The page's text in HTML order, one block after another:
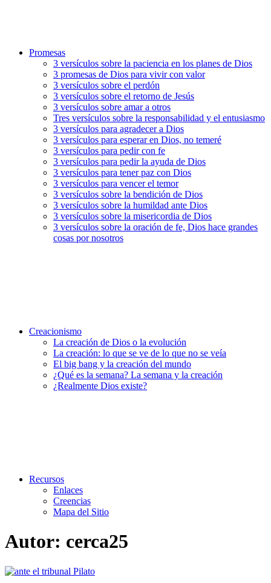
Promesas
3 versículos sobre la paciencia en los planes de Dios
3 promesas de Dios para vivir con valor
3 versículos sobre el perdón
3 versículos sobre el retorno de Jesús
3 versículos sobre amar a otros
Tres versículos sobre la responsabilidad y el entusiasmo
3 versículos para agradecer a Dios
3 versículos para esperar en Dios, no temeré
3 versículos para pedir con fe
3 versículos para pedir la ayuda de Dios
3 versículos para tener paz con Dios
3 versículos para vencer el temor
3 versículos sobre la bendición de Dios
3 versículos sobre la humildad ante Dios
3 versículos sobre la misericordia de Dios
3 versículos sobre la oración de fe, Dios hace grandes
cosas por nosotros
Creacionismo
La creación de Dios o la evolución
La creación: lo que se ve de lo que no se veía
El big bang y la creación del mundo
¿Qué es la semana? La semana y la creación
¿Realmente Dios existe?
Recursos
Enlaces
Creencias
Mapa del Sitio
Autor: cerca25